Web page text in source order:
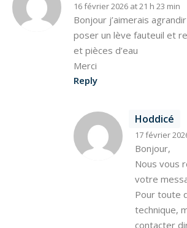
16 février 2026 at 21 h 23 min
Bonjour j’aimerais
poser un lève fauteuil et
et pièces d’eau
Merci
Reply
Hoddicé
17 février
Bonjour,
Nous vous
votre
Pour toute
technique,
contacter